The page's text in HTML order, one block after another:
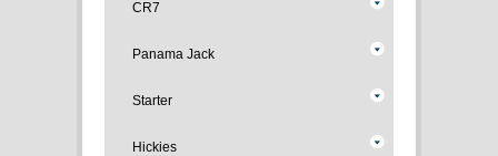
CR7
Panama Jack
Starter
Hickies